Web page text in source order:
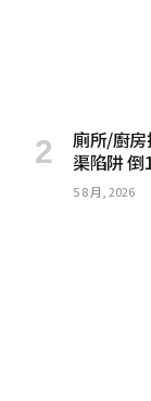
廁所/廚
渠陷阱 倒
5 8 月, 2026